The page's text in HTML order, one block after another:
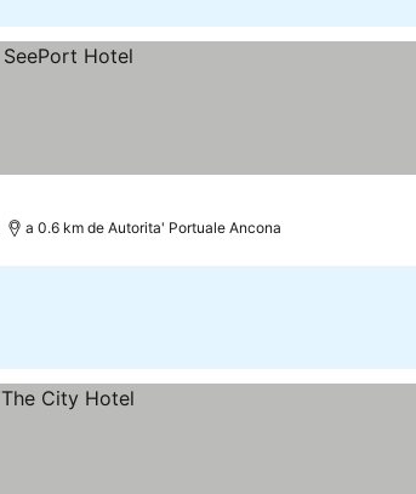
a 0.6 km de Autorita' Portuale Ancona